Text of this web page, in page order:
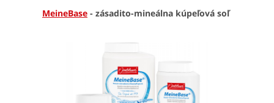
MeineBase - zásadito-mineálna kúpeľová soľ